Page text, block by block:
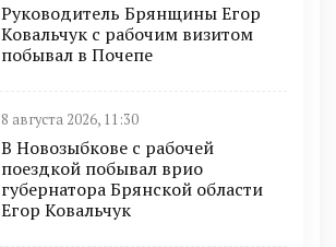
Руководитель Брянщины Егор
Ковальчук с рабочим визитом
побывал в Почепе
8 августа 2026, 11:30
В Новозыбкове с рабочей
поездкой побывал врио
губернатора Брянской области
Егор Ковальчук